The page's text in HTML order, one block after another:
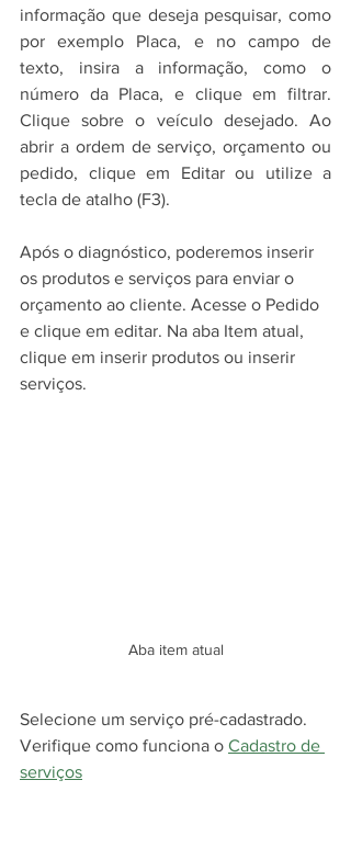
informação que deseja pesquisar, como
por exemplo Placa, e no campo de
texto, insira a informação, como o
número da Placa, e clique em filtrar.
Clique sobre o veículo desejado. Ao
abrir a ordem de serviço, orçamento ou
pedido, clique em Editar ou utilize a
tecla de atalho (F3).
Após o diagnóstico, poderemos inserir
os produtos e serviços para enviar o
orçamento ao cliente. Acesse o Pedido
e clique em editar. Na aba Item atual,
clique em inserir produtos ou inserir
serviços.
Aba item atual
Selecione um serviço pré-cadastrado.
Verifique como funciona o Cadastro de
serviços